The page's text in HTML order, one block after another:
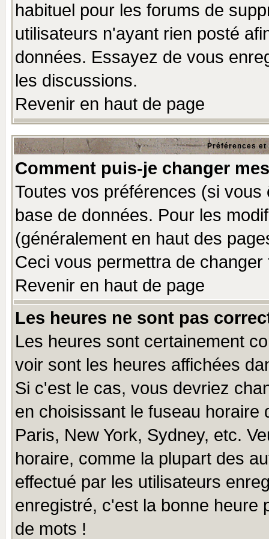
habituel pour les forums de
utilisateurs n'ayant rien posté
données. Essayez de vous
les discussions.
Revenir en haut de page
Préférences
Comment puis-je changer
Toutes vos préférences (si
base de données. Pour les
(généralement en haut des
Ceci vous permettra de
Revenir en haut de page
Les heures ne sont pas
Les heures sont certainement
voir sont les heures affichées
Si c'est le cas, vous devriez
en choisissant le fuseau
Paris, New York, Sydney, etc.
horaire, comme la plupart des
effectué par les utilisateurs
enregistré, c'est la bonne heure
de mots !